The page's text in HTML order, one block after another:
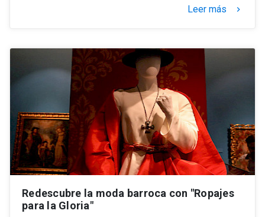
Leer más keyboard_arrow_right
Redescubre la moda barroca con "Ropajes
para la Gloria"